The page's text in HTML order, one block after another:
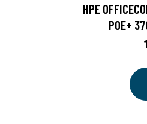
HPE
POE+